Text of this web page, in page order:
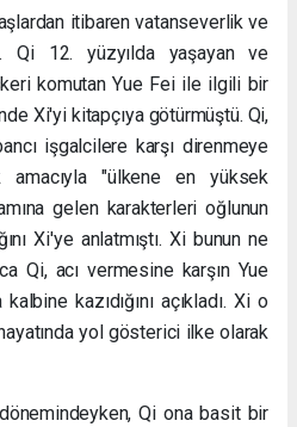
itibaren vatanseverlik ve
Qi 12. yüzyılda yaşayan ve
komutan Yue Fei ile ilgili bir
Xi'yi kitapçıya götürmüştü. Qi,
işgalcilere karşı direnmeye
amacıyla "ülkene en yüksek
gelen karakterleri oğlunun
Xi'ye anlatmıştı. Xi bunun ne
Qi, acı vermesine karşın Yue
kazıdığını açıkladı. Xi o
yol gösterici ilke olarak
Qi ona basit bir